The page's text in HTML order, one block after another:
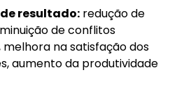
resultado: redução de
de conflitos
melhora na satisfação dos
aumento da produtividade